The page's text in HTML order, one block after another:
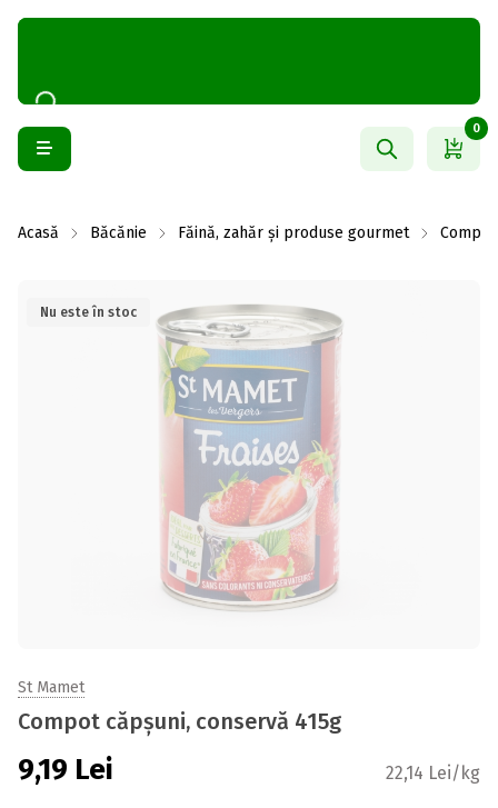
0
Acasă Băcănie Făină, zahăr și produse gourmet
Nu este în stoc
St Mamet
Compot căpșuni, conservă 415g
9,19 Lei 22,14 Lei/kg